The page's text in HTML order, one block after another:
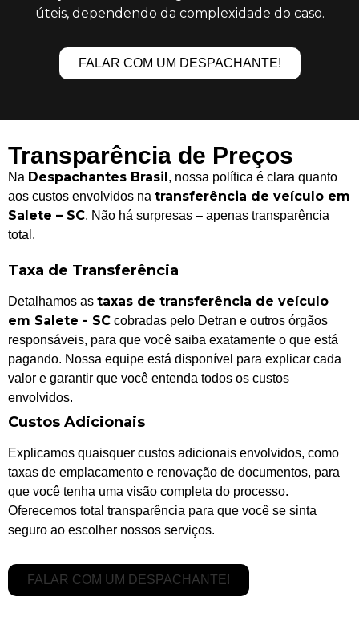
úteis, dependendo da complexidade do caso.
FALAR COM UM DESPACHANTE!
Transparência de Preços
Na Despachantes Brasil, nossa política é clara quanto
aos custos envolvidos na transferência de veículo em
Salete – SC. Não há surpresas – apenas transparência
total.
Taxa de Transferência
Detalhamos as taxas de transferência de veículo
em Salete - SC cobradas pelo Detran e outros órgãos
responsáveis, para que você saiba exatamente o que está
pagando. Nossa equipe está disponível para explicar cada
valor e garantir que você entenda todos os custos
envolvidos.
Custos Adicionais
Explicamos quaisquer custos adicionais envolvidos, como
taxas de emplacamento e renovação de documentos, para
que você tenha uma visão completa do processo.
Oferecemos total transparência para que você se sinta
seguro ao escolher nossos serviços.
FALAR COM UM DESPACHANTE!